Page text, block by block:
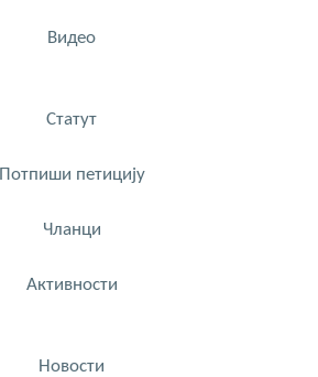
Видео
Статут
Потпиши петицију
Чланци
Активности
Новости